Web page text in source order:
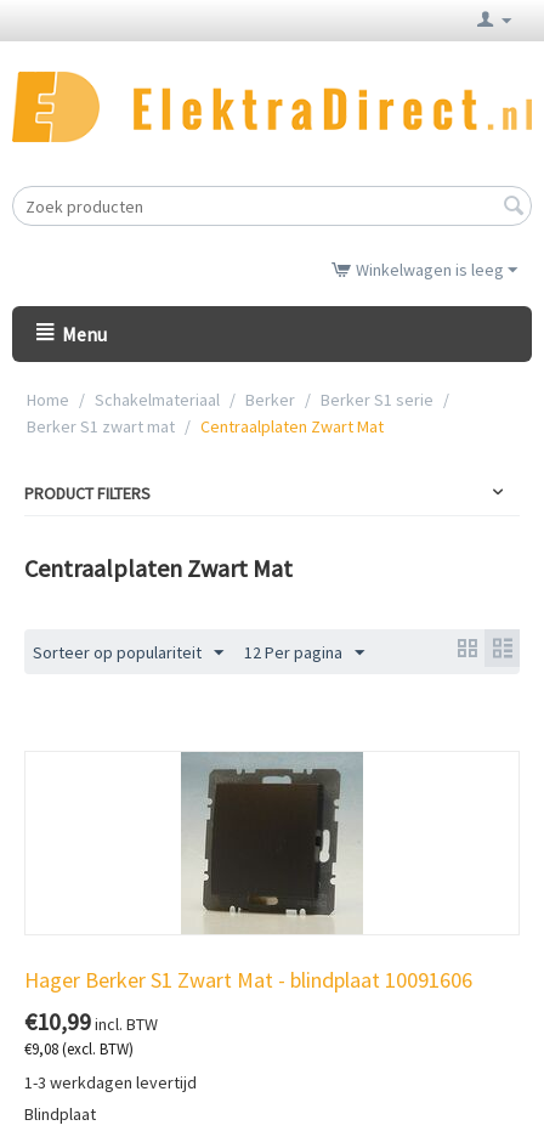
Winkelwagen is leeg
Menu
Home / Schakelmateriaal / Berker / Berker S1 serie /
Berker S1 zwart mat / Centraalplaten Zwart Mat
PRODUCT FILTERS
Centraalplaten Zwart Mat
Sorteer op populariteit 12 Per pagina
Hager Berker S1 Zwart Mat - blindplaat 10091606
€10,99incl. BTW
€9,08(excl. BTW)
1-3 werkdagen levertijd
Blindplaat